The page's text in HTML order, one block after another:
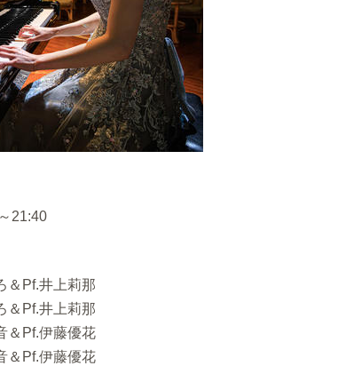
21:40
＆Pf.井上莉那
＆Pf.井上莉那
＆Pf.伊藤優花
＆Pf.伊藤優花